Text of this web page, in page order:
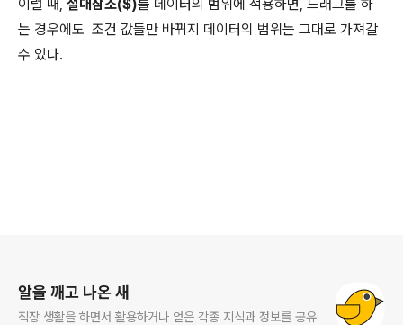
이럴 때, 절대참조($)를 데이터의 범위에 적용하면, 드래그를 하
는 경우에도 조건 값들만 바뀌지 데이터의 범위는 그대로 가져갈
수 있다.
알을 깨고 나온 새
직장 생활을 하면서 활용하거나 얻은 각종 지식과 정보를 공유